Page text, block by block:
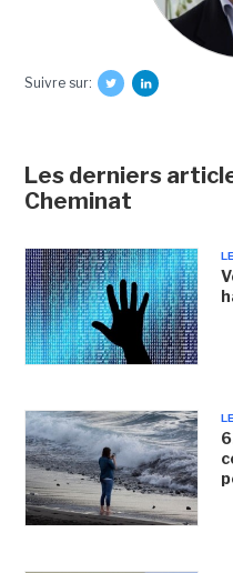
Suivre sur:
Les derniers
Cheminat